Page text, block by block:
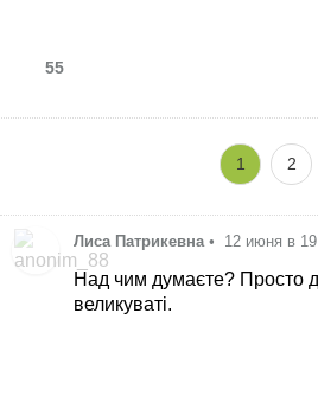
55
1 2
Лиса Патрикевна • 12 июня в
Над чим думаєте? Просто
великуваті.